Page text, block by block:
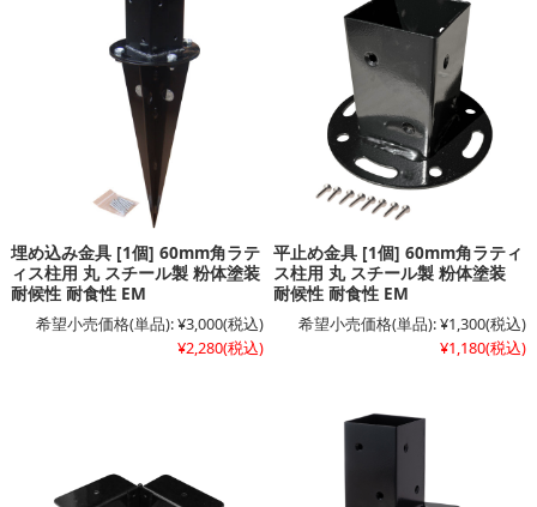
埋め込み金具 [1個] 60mm角ラテ
ィス柱用 丸 スチール製 粉体塗装
耐候性 耐食性 EM
希望小売価格(単品):¥3,000(税込)
¥2,280(税込)
平止め金具 [1個] 60mm角ラティ
ス柱用 丸 スチール製 粉体塗装
耐候性 耐食性 EM
希望小売価格(単品):¥1,300(税込)
¥1,180(税込)